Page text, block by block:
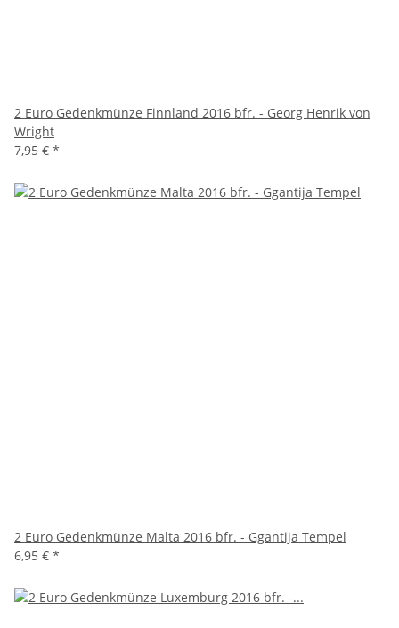
2 Euro Gedenkmünze Finnland 2016 bfr. - Georg Henrik von
Wright
7,95 € *
2 Euro Gedenkmünze Malta 2016 bfr. - Ggantija Tempel
6,95 € *